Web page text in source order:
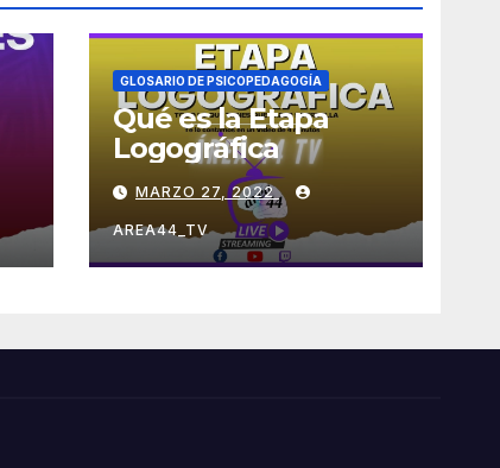
GLOSARIO DE PSICOPEDAGOGÍA
Qué es la Etapa
Logográfica
MARZO 27, 2022
AREA44_TV